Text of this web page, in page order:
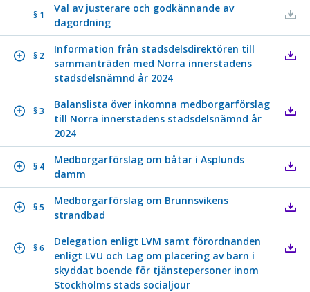
§ 1
Val av justerare och godkännande av
dagordning
§ 2
Information från stadsdelsdirektören till
sammanträden med Norra innerstadens
stadsdelsnämnd år 2024
§ 3
Balanslista över inkomna medborgarförslag
till Norra innerstadens stadsdelsnämnd år
2024
§ 4
Medborgarförslag om båtar i Asplunds
damm
§ 5
Medborgarförslag om Brunnsvikens
strandbad
§ 6
Delegation enligt LVM samt förordnanden
enligt LVU och Lag om placering av barn i
skyddat boende för tjänstepersoner inom
Stockholms stads socialjour